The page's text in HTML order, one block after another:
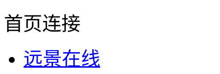
首页连接
远景在线